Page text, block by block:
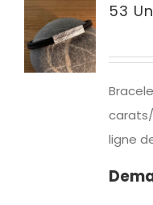
53
ligne